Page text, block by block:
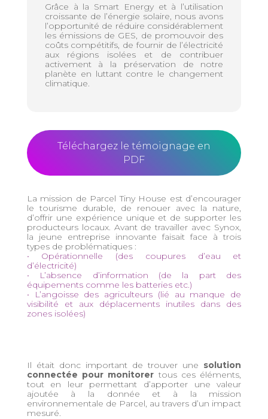
Grâce à la Smart Energy et à l’utilisation
croissante de l’énergie solaire, nous avons
l’opportunité de réduire considérablement
les émissions de GES, de promouvoir des
coûts compétitifs, de fournir de l’électricité
aux régions isolées et de contribuer
activement à la préservation de notre
planète en luttant contre le changement
climatique.
Téléchargez le témoignage en
PDF
La mission de Parcel Tiny House est d’encourager
le tourisme durable, de renouer avec la nature,
d’offrir une expérience unique et de supporter les
producteurs locaux. Avant de travailler avec Synox,
la jeune entreprise innovante faisait face à trois
types de problématiques :
• Opérationnelle (des coupures d’eau et
d’électricité)
• L’absence d’information (de la part des
équipements comme les batteries etc.)
• L’angoisse des agriculteurs (lié au manque de
visibilité et aux déplacements inutiles dans des
zones isolées)
Il était donc important de trouver une solution
connectée pour monitorer tous ces éléments,
tout en leur permettant d’apporter une valeur
ajoutée à la donnée et à la mission
environnementale de Parcel, au travers d’un impact
mesuré.